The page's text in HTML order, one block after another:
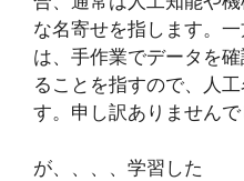
な名寄せを指します。
は、手作業でデータを
ることを指すので、人
す。申し訳ありませんで
が、、、、学習した